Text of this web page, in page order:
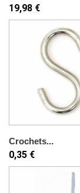
19,98 €
Crochets...
0,35 €